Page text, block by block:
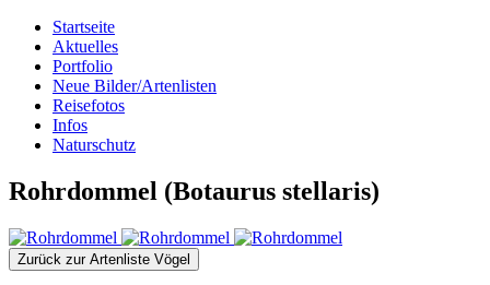
Startseite
Aktuelles
Portfolio
Neue Bilder/Artenlisten
Reisefotos
Infos
Naturschutz
Rohrdommel (Botaurus stellaris)
Zurück zur Artenliste Vögel